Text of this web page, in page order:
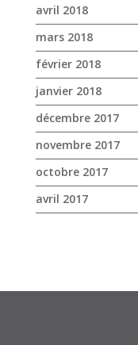
novembre 2017
octobre 2017
avril 2017